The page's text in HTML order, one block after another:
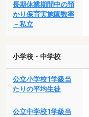
長期休業期間中の預
かり保育実施園数率
－私立
小学校・中学校
公立小学校1学級当
たりの平均生徒
公立中学校1学級当